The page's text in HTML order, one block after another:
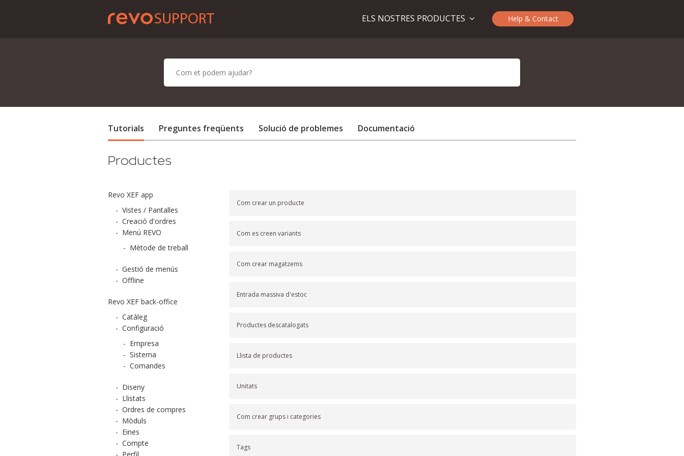
Help & Contact
ELS NOSTRES PRODUCTES
Tutorials Preguntes freqüents Solució de problemes Documentació
Productes
Revo XEF app
- Vistes / Pantalles
- Creació d'ordres
- Menú REVO
- Mètode de treball
- Gestió de menús
- Offline
Revo XEF back-office
- Catàleg
- Configuració
- Empresa
- Sistema
- Comandes
- Diseny
- Llistats
- Ordres de compres
- Mòduls
- Eines
- Compte
Com crear un producte
Com es creen variants
Com crear magatzems
Entrada massiva d'estoc
Productes descatalogats
Llista de productes
Unitats
Com crear grups i categories
Tags